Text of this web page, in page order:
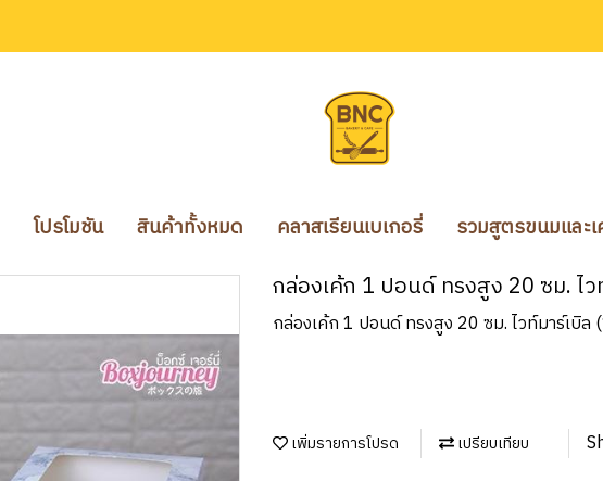
โปรโมชัน สินค้าทั้งหมด คลาสเรียนเบเกอรี่ รวมสูตรขนมและ
กล่องเค้ก 1 ปอนด์ ทรงสูง 20 ซม. ไ
กล่องเค้ก 1 ปอนด์ ทรงสูง 20 ซม. ไวท์มาร์เบิ
เพิ่มรายการโปรด เปรียบเทียบ